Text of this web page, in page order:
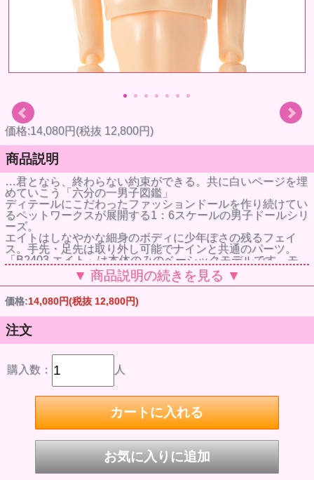
価格:14,080円(税抜 12,800円)
商品説明
…君となら、終わらない約束ができる。共に白いページを埋
めていこう「六分の一男子図鑑」
ディテールにこだわったファッションドールを作り続けてい
るペットワークスが展開する1：6スケールの男子ドールシリ
ーズ。
エイトはしなやかな細身のボディに少年ぽさの残るフェイ
ス。手先・足先は取り外し可能でナインと共通のパーツ。
「B2403 エイト」は本体のみのベーシックモデルです。モ
ノトーンのバイカラーふんわりショート。
※衣装・靴は付属しません。
※写真は開発中サンプルのため最終仕様と異なる場合があり
ます。ご了承下さい。
※写真はできるだけ現物の色に近いように心がけております
が、ディスプレイの差などにより若干現物と違う色に見える
こともあります。
自身で手先・足先を組み立てる仕様です。
※素材の仕様上、ヘッド・ボディにはパーツごとの色ムラや
細かい異物・バリ・細かい傷があります。不良ではありませ
ん。また、生産時期により色の差があります。
※手作業でのマスク彩色のため、同一商品でもメイクにズレ
やブレが発生し、左右非対称です。不良ではありません。
※手作業での植毛・ヘアカットのため、同一商品でも多少の
違いがあり、左右非対称です。不良ではありません。
※ヘッド、手先、足先は抜ける仕様です。
※衣装を着せて高温多湿な場所での長時間にわたる保管はな
るべくお避け下さい。色移行（服の色が肌色に移る）の恐れ
▼ 商品説明の続きを見る ▼
価格:14,080円(税抜 12,800円)
注文
購入数： 人